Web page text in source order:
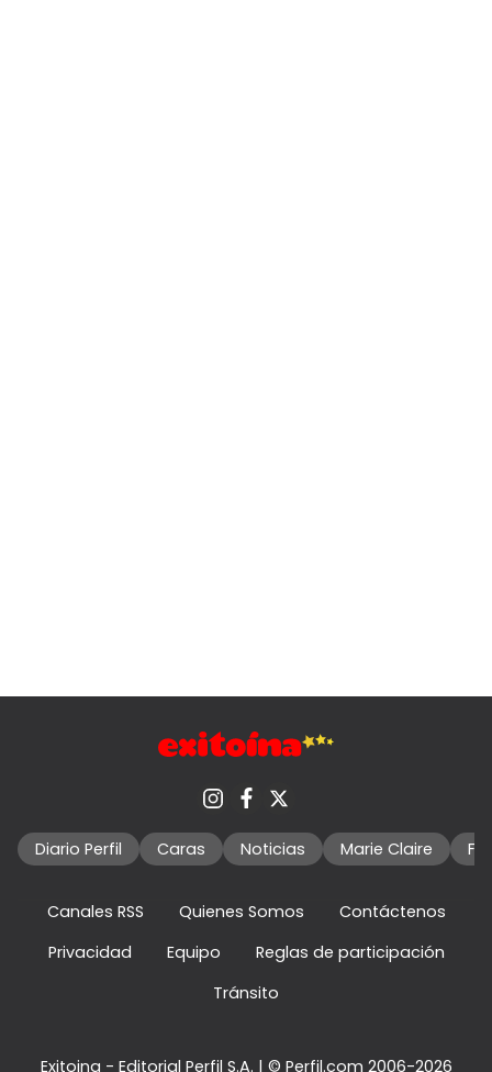
Diario Perfil Caras Noticias Marie Claire
Canales RSS Quienes Somos
Contáctenos
Privacidad
Equipo
Reglas de participación
Tránsito
Exitoina - Editorial Perfil S.A. | © Perfil.com 2006-2026